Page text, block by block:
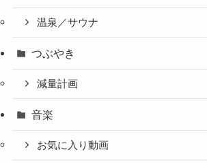
温泉／サウナ
つぶやき
減量計画
音楽
お気に入り動画